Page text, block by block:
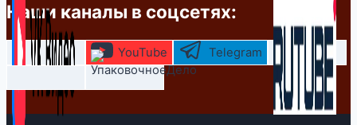
Наши каналы в соцсетях:
YouTube Telegram